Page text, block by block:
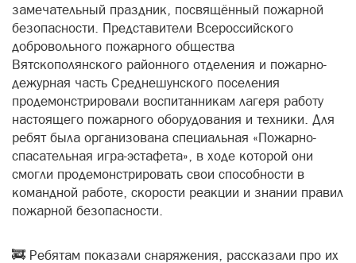
замечательный праздник, посвящённый пожарной
безопасности. Представители Всероссийского
добровольного пожарного общества
Вятскополянского районного отделения и пожарно-
дежурная часть Среднешунского поселения
продемонстрировали воспитанникам лагеря работу
настоящего пожарного оборудования и техники. Для
ребят была организована специальная «Пожарно-
спасательная игра-эстафета», в ходе которой они
смогли продемонстрировать свои способности в
командной работе, скорости реакции и знании правил
пожарной безопасности.
🚒 Ребятам показали снаряжения, рассказали про их